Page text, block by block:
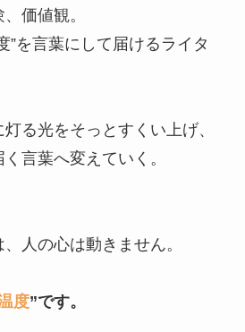
価値観。
”を言葉にして届けるライタ
る光をそっとすくい上げ、
言葉へ変えていく。
人の心は動きません。
度”です。